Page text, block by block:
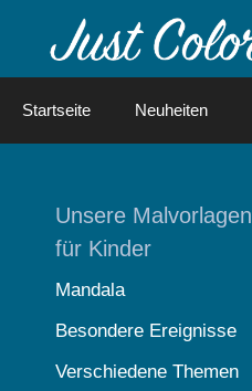
Startseite Neuheiten
Unsere Malvorlagen
für Kinder
Mandala
Besondere Ereignisse
Verschiedene Themen